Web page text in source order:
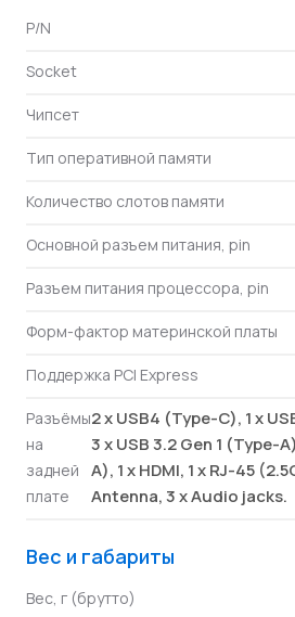
P/N
Socket
Чипсет
Тип оперативной памяти
Количество слотов памяти
Основной разъем питания, pin
Разъем питания процессора, pin
Форм-фактор материнской платы
Поддержка PCI Express
Разъёмы
на
задней
плате
2 x USB4 (Type-C), 1 x
3 x USB 3.2 Gen 1 (Type-
A), 1 x HDMI, 1 x RJ-45
Antenna, 3 x Audio jacks.
Вес и габариты
Вес, г (брутто)